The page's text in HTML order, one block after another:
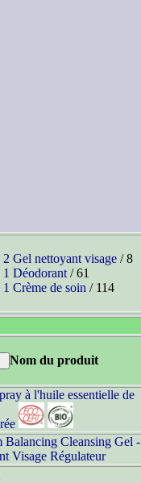
2 Gel nettoyant visage / 8
1 Déodorant / 61
1 Crème de soin / 114
Nom du produit
à l'huile essentielle de
Balancing Cleansing Gel -
Visage Régulateur